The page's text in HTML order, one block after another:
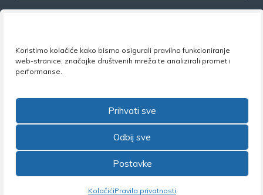
Koristimo kolačiće kako bismo osigurali pravilno funkcioniranje
web-stranice, značajke društvenih mreža te analizirali promet i
performanse.
Prihvati sve
Odbij sve
Postavke
KolačićiPravila privatnosti
Nezavisni sindikat znanosti i visokog
obrazovanja
Zagreb •Tel: +385 1 4847 337 •Email: uprava@nsz.hr
©2026 Nezavisni sindikat znanosti i visokog obrazovanja